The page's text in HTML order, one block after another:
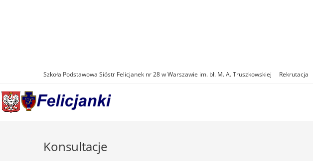
Szkoła Podstawowa Sióstr Felicjanek nr 28 w Warszawie im. bł. M. A. Truszkowskiej Rekrutacja
Konsultacje